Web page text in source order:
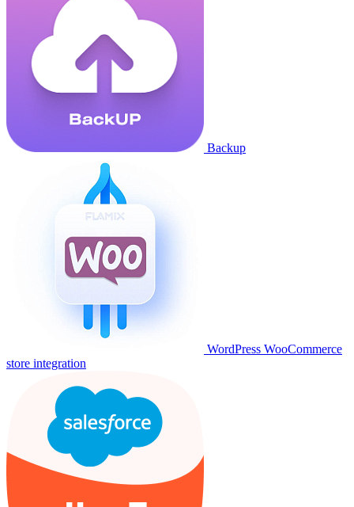
Backup
WordPress WooCommerce
store integration